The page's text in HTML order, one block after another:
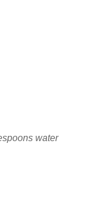
water